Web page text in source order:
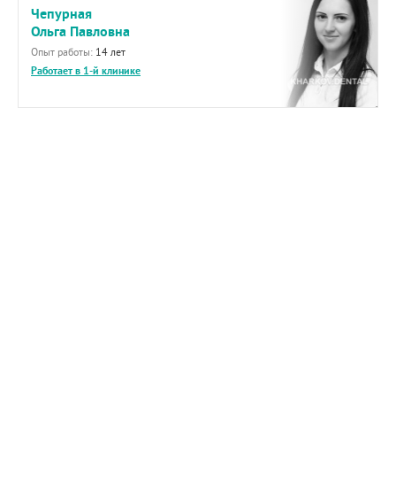
Чепурная
Ольга Павловна
Опыт работы: 14 лет
Работает в 1-й клинике